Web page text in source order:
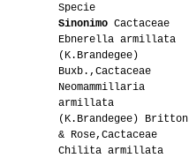
Specie
Sinonimo Cactaceae
Ebnerella armillata
(K.Brandegee)
Buxb.,Cactaceae
Neomammillaria
armillata
(K.Brandegee) Britton
& Rose,Cactaceae
Chilita armillata